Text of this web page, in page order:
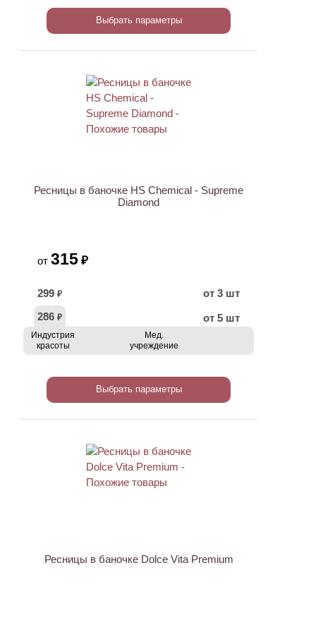
Выбрать параметры
Ресницы в баночке HS Chemical - Supreme
Diamond
от 315 ₽
299 ₽
от 3 шт
286 ₽ от 5 шт
Индустрия
красоты
Мед.
учреждение
Выбрать параметры
Ресницы в баночке Dolce Vita Premium